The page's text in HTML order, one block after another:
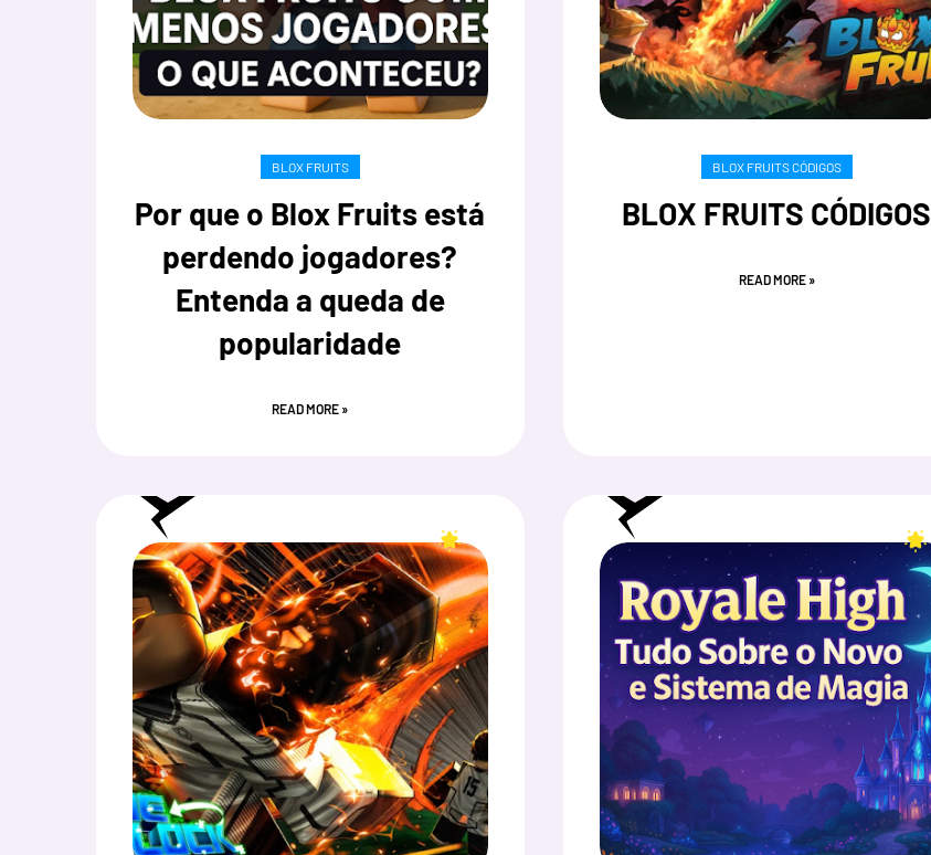
BLOX FRUITS
Por que o Blox Fruits está
perdendo jogadores?
Entenda a queda de
popularidade
READ MORE »
BLOX FRUITS CÓDIGOS
BLOX FRUITS CÓDIGOS
READ MORE »